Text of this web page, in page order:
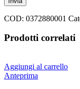
COD: 0372880001
Prodotti correlati
Aggiungi al carrello
Anteprima